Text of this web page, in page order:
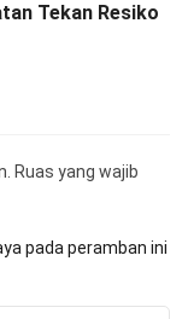
Tekan Resiko
Ruas yang wajib
pada peramban ini